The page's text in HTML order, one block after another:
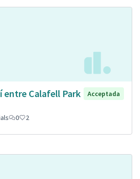
entre Calafell Park
Acceptada
0 2